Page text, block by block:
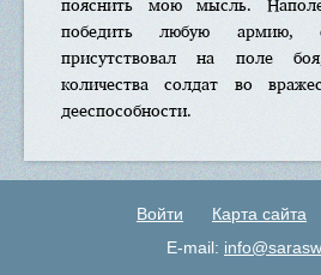
победить любую
присутствовал на поле
количества солдат во
дееспособности.
Войти Карта сайта
E-mail: